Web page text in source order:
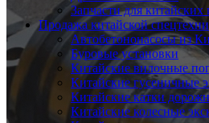
Запчасти для китайских
Продажа китайской
Автобетононасосы из
Буровые установки
Китайские вилочные
Китайские гусеничные
Китайские катки
Китайские колесные